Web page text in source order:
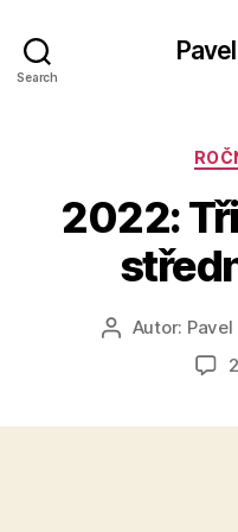
Search
2022:
AutorAutor: